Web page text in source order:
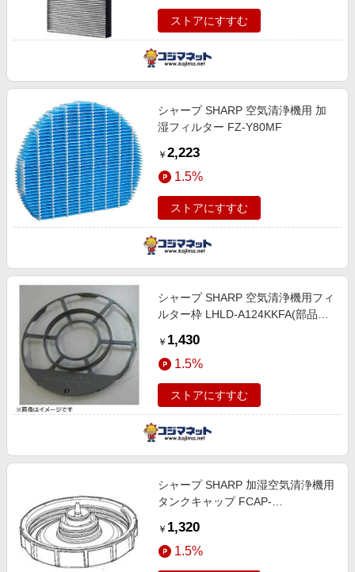
スポーツ・アウトドア・ゴルフ
インテリア・寝具
旅行・レジャー・ホテル予約
生活・お役立ち
金融・マネー・保険
デジタルコンテンツ
ビジネス・その他サービス
旅行特集
わくわく夏特集
Qoo10メガポ
Samsung ボーナスキャンペーン
週末の高還元 夏の長期版
ストアにすすむ
シャープ SHARP 空気清浄機用 加
湿フィルター FZ-Y80MF
￥ 2,223
1.5%
ストアにすすむ
シャープ SHARP 空気清浄機用フィ
ルター枠 LHLD-A124KKFA(部品番
￥ 1,430
1.5%
ストアにすすむ
シャープ SHARP 加湿空気清浄機用
タンクキャップ FCAP-
2803120025
￥ 1,320
1.5%